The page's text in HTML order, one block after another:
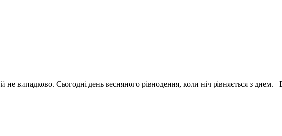
випадково. Сьогодні день весняного рівнодення, коли ніч рівняється з